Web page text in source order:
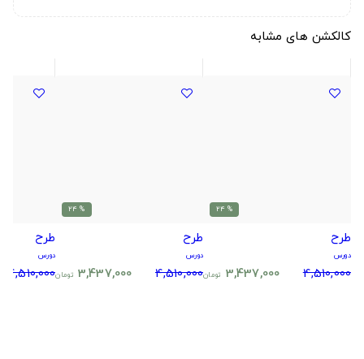
کالکشن های مشابه
% 24
طرح
دورس
4,510,000
3,437,000 تومان
% 24
طرح
دورس
4,510,000
3,437,000 تومان
طرح
دورس
4,510,000